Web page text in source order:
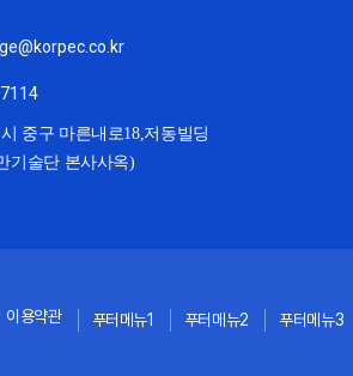
중구 마른내로18,저동빌딩
기술단 본사사옥)
이용약관 푸터메뉴1 푸터메뉴2 푸터메뉴3